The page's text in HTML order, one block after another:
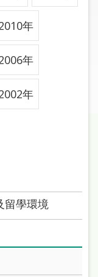
年
年
年
留學環境